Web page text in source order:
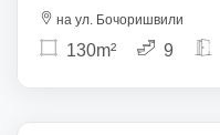
на ул. Бочоришвили
130m² 9